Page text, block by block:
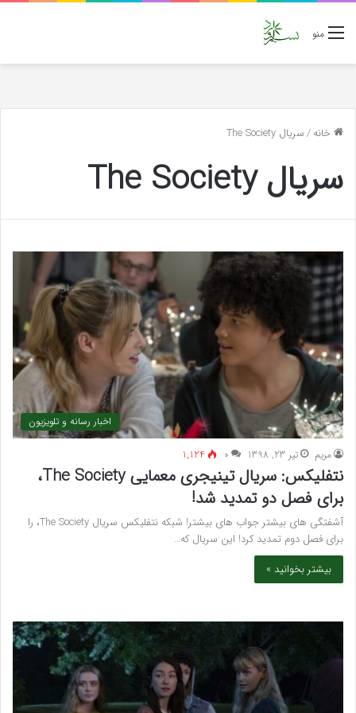
منو
خانه/سریال The Society
سریال The Society
اخبار رسانه و تلویزیون
مريم تیر 23, 1398 ۰ 1,124
نتفلیکس: سریال تینیجری معمایی The Society،
برای فصل دو تمدید شد!
آشفتگی های بیشتر جواب های بیشتر! شبکه نتفلیکس سریال The Society، را
برای فصل دوم تمدید کرد! این سریال که…
بیشتر بخوانید »